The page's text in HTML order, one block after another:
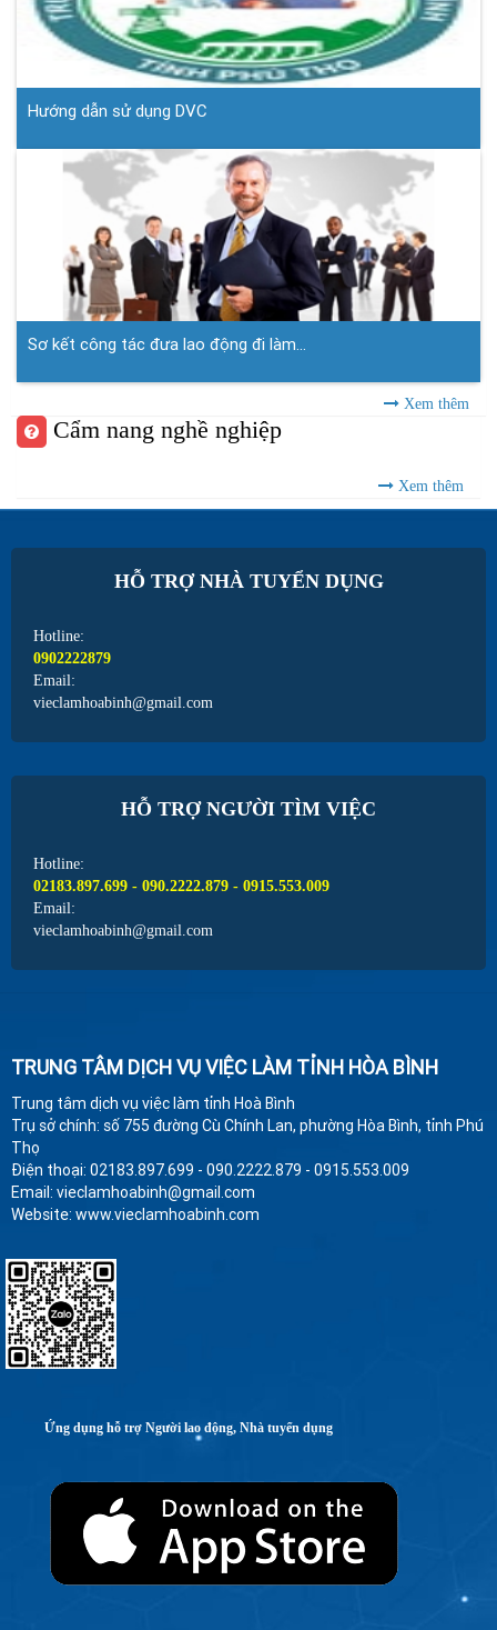
Hướng dẫn sử dụng DVC
Sơ kết công tác đưa lao động đi làm...
Xem thêm
Cẩm nang nghề nghiệp
Xem thêm
HỖ TRỢ NHÀ TUYỂN DỤNG
Hotline:
0902222879
Email:
vieclamhoabinh@gmail.com
HỖ TRỢ NGƯỜI TÌM VIỆC
Hotline:
02183.897.699 - 090.2222.879 - 0915.553.009
Email:
vieclamhoabinh@gmail.com
TRUNG TÂM DỊCH VỤ VIỆC LÀM TỈNH HÒA BÌNH
Trung tâm dịch vụ việc làm tỉnh Hoà Bình
Trụ sở chính: số 755 đường Cù Chính Lan, phường Hòa Bình, tỉnh Phú
Thọ
Điện thoại: 02183.897.699 - 090.2222.879 - 0915.553.009
Email: vieclamhoabinh@gmail.com
Website: www.vieclamhoabinh.com
Ứng dụng hỗ trợ Người lao động, Nhà tuyển dụng